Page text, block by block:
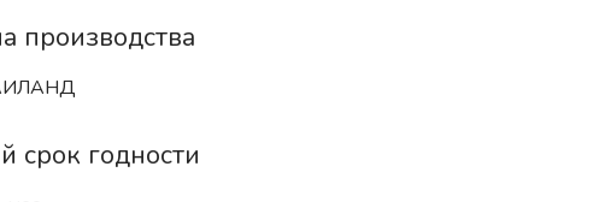
производства
срок годности